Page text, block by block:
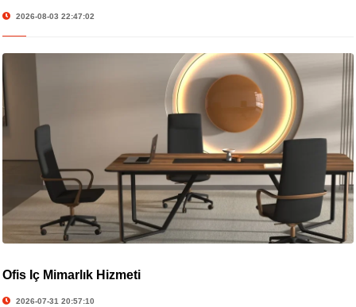
2026-08-03 22:47:02
Ofis İç Mimarlık Hizmeti
2026-07-31 20:57:10